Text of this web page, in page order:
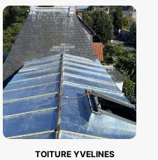
TOITURE YVELINES